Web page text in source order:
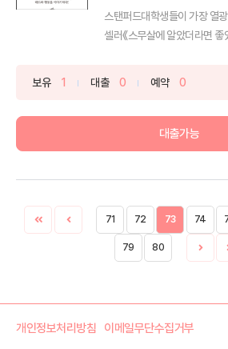
스탠퍼드대학생들이 가장 열
셀러《스무살에 알았더라면 좋
보유 1 대출 0 예약 0
대출가능
71 72 73 74
79 80
개인정보처리방침 이메일무단수집거부